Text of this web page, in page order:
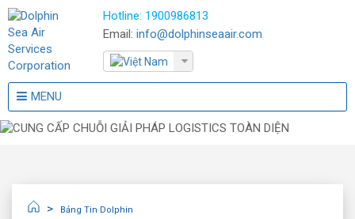
Hotline: 1900986813
Email: info@dolphinseaair.com
MENU
Bảng Tin Dolphin